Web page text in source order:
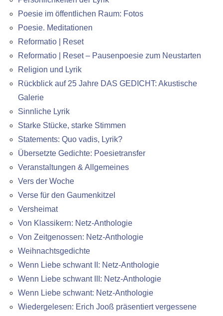
Poesie im öffentlichen Raum: Fotos
Poesie. Meditationen
Reformatio | Reset
Reformatio | Reset – Pausenpoesie zum Neustarten
Religion und Lyrik
Rückblick auf 25 Jahre DAS GEDICHT: Akustische
Galerie
Sinnliche Lyrik
Starke Stücke, starke Stimmen
Statements: Quo vadis, Lyrik?
Übersetzte Gedichte: Poesietransfer
Veranstaltungen & Allgemeines
Vers der Woche
Verse für den Gaumenkitzel
Versheimat
Von Klassikern: Netz-Anthologie
Von Zeitgenossen: Netz-Anthologie
Weihnachtsgedichte
Wenn Liebe schwant II: Netz-Anthologie
Wenn Liebe schwant III: Netz-Anthologie
Wenn Liebe schwant: Netz-Anthologie
Wiedergelesen: Erich Jooß präsentiert vergessene